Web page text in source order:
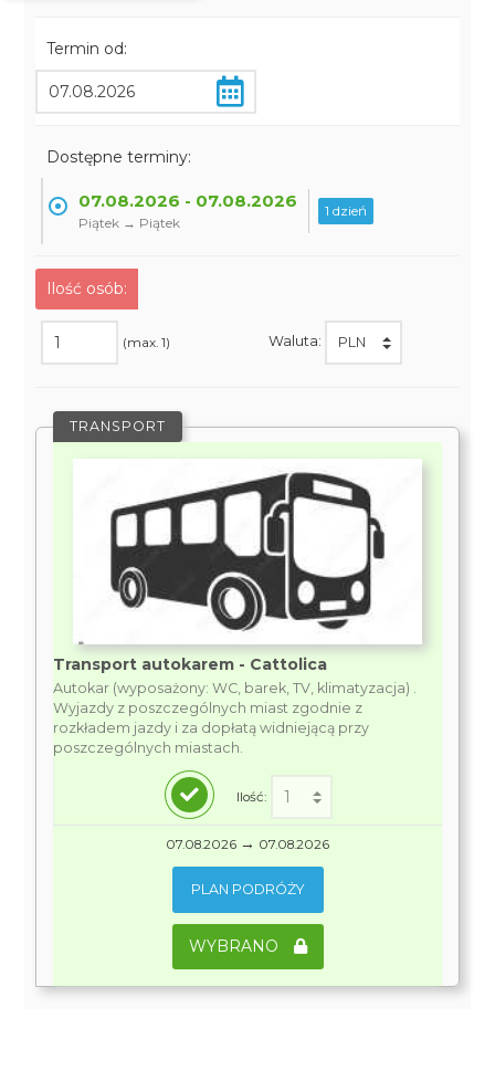
Termin od:
Dostępne terminy:
07.08.2026 - 07.08.2026
Piątek → Piątek
1 dzień
Ilość osób:
(max. 1) Waluta:
TRANSPORT
Transport autokarem - Cattolica
Autokar (wyposażony: WC, barek, TV, klimatyzacja) .
Wyjazdy z poszczególnych miast zgodnie z
rozkładem jazdy i za dopłatą widniejącą przy
poszczególnych miastach.
Ilość:
07.08.2026 → 07.08.2026
PLAN PODRÓŻY
WYBRANO